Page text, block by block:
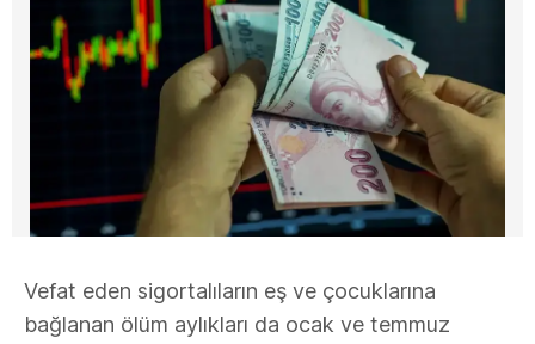
Vefat eden sigortalıların eş ve çocuklarına
bağlanan ölüm aylıkları da ocak ve temmuz